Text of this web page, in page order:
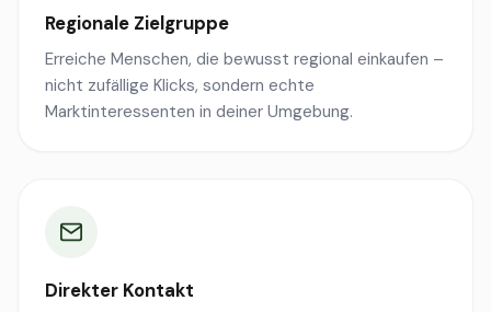
Regionale Zielgruppe
Erreiche Menschen, die bewusst regional einkaufen –
nicht zufällige Klicks, sondern echte
Marktinteressenten in deiner Umgebung.
Direkter Kontakt